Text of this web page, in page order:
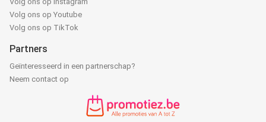
Volg ons op Youtube
Volg ons op TikTok
Partners
Geïnteresseerd in een partnerschap?
Neem contact op